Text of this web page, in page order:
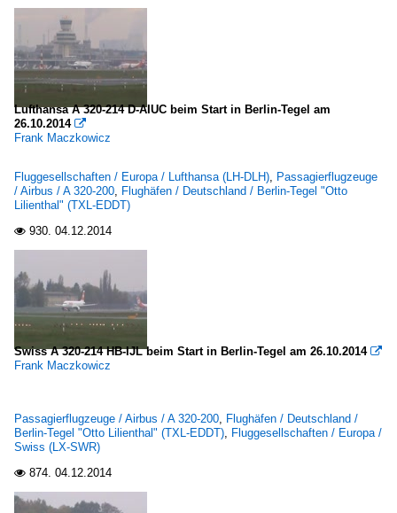
Lufthansa A 320-214 D-AIUC beim Start in Berlin-Tegel am
26.10.2014 
Frank Maczkowicz
Fluggesellschaften / Europa / Lufthansa (LH-DLH), Passagierflugzeuge
/ Airbus / A 320-200, Flughäfen / Deutschland / Berlin-Tegel "Otto
Lilienthal" (TXL-EDDT)
 930. 04.12.2014
Swiss A 320-214 HB-IJL beim Start in Berlin-Tegel am 26.10.2014 
Frank Maczkowicz
Passagierflugzeuge / Airbus / A 320-200, Flughäfen / Deutschland /
Berlin-Tegel "Otto Lilienthal" (TXL-EDDT), Fluggesellschaften / Europa /
Swiss (LX-SWR)
 874. 04.12.2014